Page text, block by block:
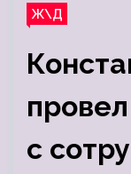
Ж\Д
с